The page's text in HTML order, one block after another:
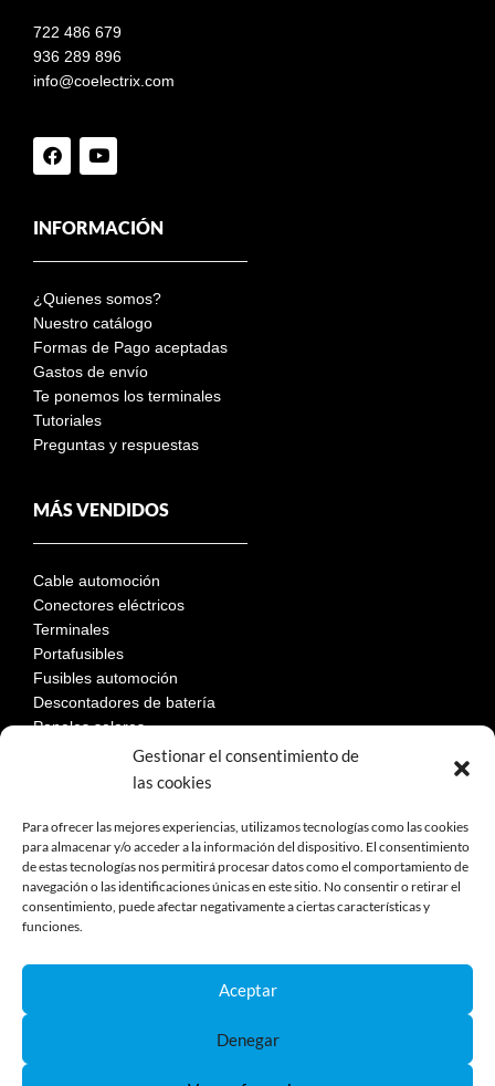
Gestionar el consentimiento de
las cookies
Para ofrecer las mejores experiencias, utilizamos tecnologías como las cookies
para almacenar y/o acceder a la información del dispositivo. El consentimiento
de estas tecnologías nos permitirá procesar datos como el comportamiento de
navegación o las identificaciones únicas en este sitio. No consentir o retirar el
consentimiento, puede afectar negativamente a ciertas características y
funciones.
Aceptar
Denegar
722 486 679
936 289 896
info@coelectrix.com
INFORMACIÓN
¿Quienes somos?
Nuestro catálogo
Formas de Pago aceptadas
Gastos de envío
Te ponemos los terminales
Tutoriales
Preguntas y respuestas
MÁS VENDIDOS
Cable automoción
Conectores eléctricos
Terminales
Portafusibles
Fusibles automoción
Descontadores de batería
Paneles solares
Aviso Legal
Política de privacidad
Política de cookies
Términos y condiciones de compra
Reclamaciones y desestimiento